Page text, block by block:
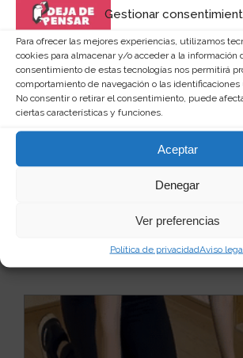
Gestionar
Para ofrecer las mejores experiencias, utilizamos
cookies para almacenar y/o acceder a la información
consentimiento de estas tecnologías nos permitirá
comportamiento de navegación o las identificaciones
No consentir o retirar el consentimiento, puede
ciertas características y funciones.
Aceptar
Denegar
Ver preferencias
Política de privacidadAviso
Comba invisible electrónica
interiores
Si eres de los que les gusta practicar
habitualmente, esta opción que te